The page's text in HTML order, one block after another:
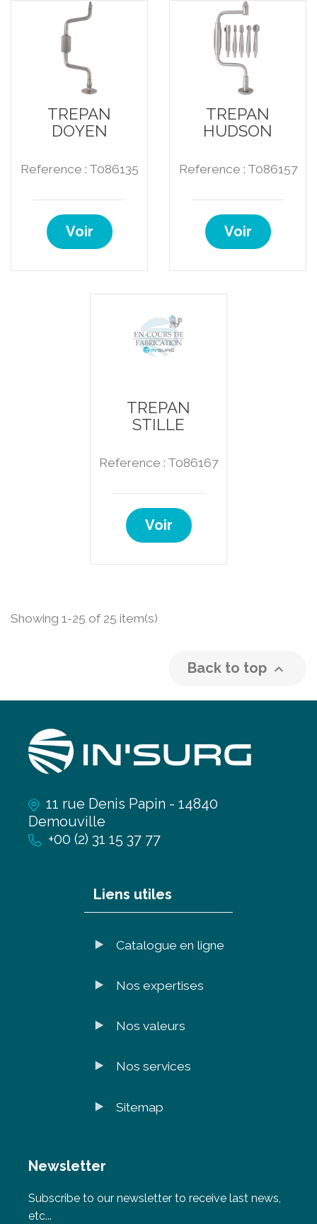
TREPAN
DOYEN
Reference : T086135
Voir
TREPAN
HUDSON
Reference : T086157
Voir
TREPAN
STILLE
Reference : T086167
Voir
Showing 1-25 of 25 item(s)
Back to top 
11 rue Denis Papin - 14840
Demouville
+00 (2) 31 15 37 77
Liens utiles
Catalogue en ligne
Nos expertises
Nos valeurs
Nos services
Sitemap
Newsletter
Subscribe to our newsletter to receive last news,
etc...